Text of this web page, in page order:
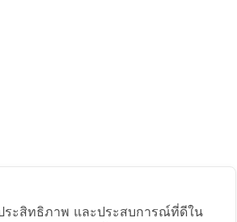
ระสิทธิภาพ และประสบการณ์ที่ดีใน